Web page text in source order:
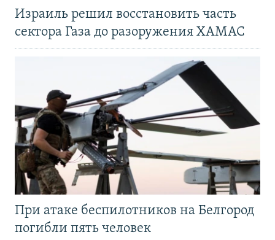
Израиль решил восстановить часть
сектора Газа до разоружения ХАМАС
При атаке беспилотников на Белгород
погибли пять человек